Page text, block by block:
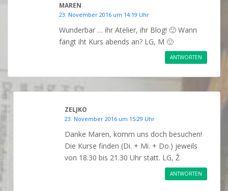
MAREN
23. November 2016 um 14:19 Uhr
Wunderbar … ihr Atelier, ihr Blog! 🙂 Wann
fängt iht Kurs abends an? LG, M 🙂
ANTWORTEN
ZELJKO
23. November 2016 um 15:29 Uhr
Danke Maren, komm uns doch besuchen!
Die Kurse finden (Di. + Mi. + Do.) jeweils
von 18.30 bis 21.30 Uhr statt. LG, Ž
ANTWORTEN